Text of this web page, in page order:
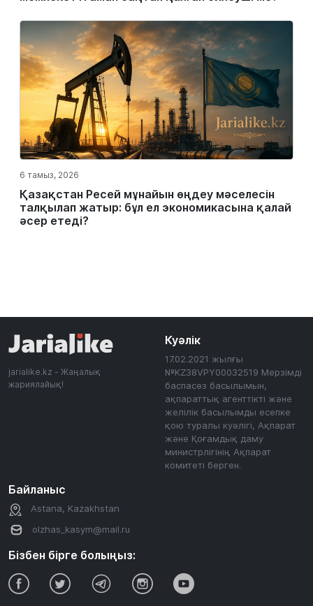
6 тамыз, 2026
Қазақстан Ресей мұнайын өңдеу мәселесін
талқылап жатыр: бұл ел экономикасына қалай
әсер етеді?
jarialike.kz - Жаңалық
жариялайық!
Куәлік
17.02.2021 жылғы
№KZ38VPY00032519 Мерзімді
баспасөз басылымын,
ақпараттық агенттікті және
желілік басылымды есепке
қою туралы куәлігі, Ақпарат
және Қоғамдық даму
министрлігінің Ақпарат
комитеті берген.
Байланыс
Astana, Kazakhstan
olzhas_kasym@mail.ru
Бізбен бірге болыңыз: